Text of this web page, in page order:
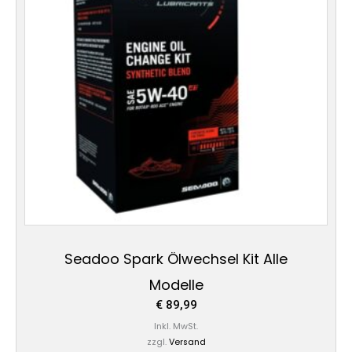
Seadoo Spark Ölwechsel Kit Alle
Modelle
€89,99
Inkl. MwSt.
zzgl. Versand